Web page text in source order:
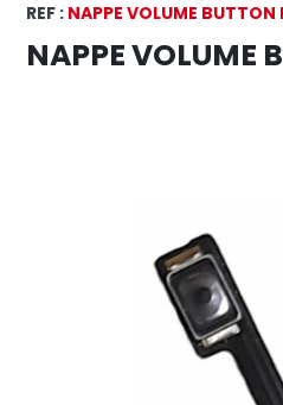
REF : NAPPE VOLUME BUTTON
NAPPE VOLUME